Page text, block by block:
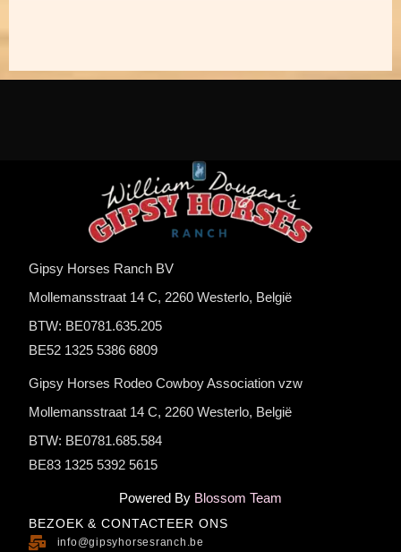
Gipsy Horses Ranch BV
Mollemansstraat 14 C, 2260 Westerlo, België
BTW: BE0781.635.205
BE52 1325 5386 6809
Gipsy Horses Rodeo Cowboy Association vzw
Mollemansstraat 14 C, 2260 Westerlo, België
BTW: BE0781.685.584
BE83 1325 5392 5615
Powered By Blossom Team
BEZOEK & CONTACTEER ONS
info@gipsyhorsesranch.be